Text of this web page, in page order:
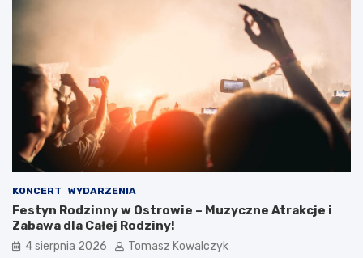
KONCERT WYDARZENIA
Festyn Rodzinny w Ostrowie – Muzyczne Atrakcje i
Zabawa dla Całej Rodziny!
4 sierpnia 2026 Tomasz Kowalczyk